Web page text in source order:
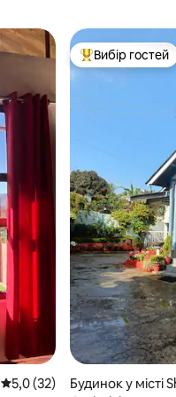
Середня оцінка: 5,0 з 5,
5,0 (32)
Топ вибір
Вибір гостей
Будинок у місті